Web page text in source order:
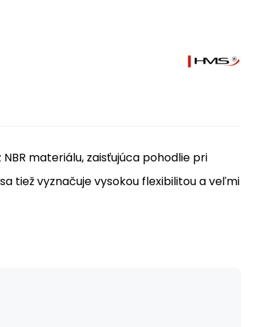
materiálu, zaisťujúca pohodlie pri
tiež vyznačuje vysokou flexibilitou a veľmi